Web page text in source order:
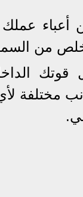
عملك
من
قوتك
مختلفة